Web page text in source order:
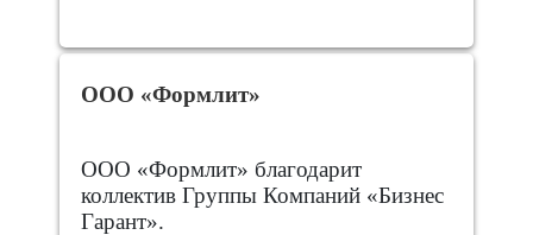
ООО «Формлит»
ООО «Формлит» благодарит
коллектив Группы Компаний «Бизнес
Гарант».